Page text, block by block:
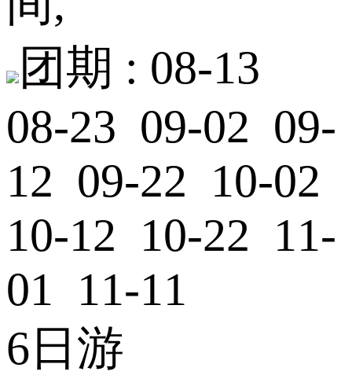
团期 : 08-13
08-23 09-02 09-
12 09-22 10-02
10-12 10-22 11-
01 11-11
6日游